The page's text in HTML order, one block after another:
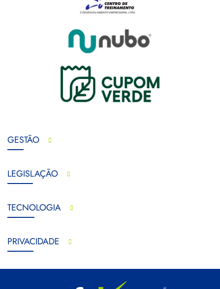
GESTÃO
LEGISLAÇÃO
TECNOLOGIA
PRIVACIDADE